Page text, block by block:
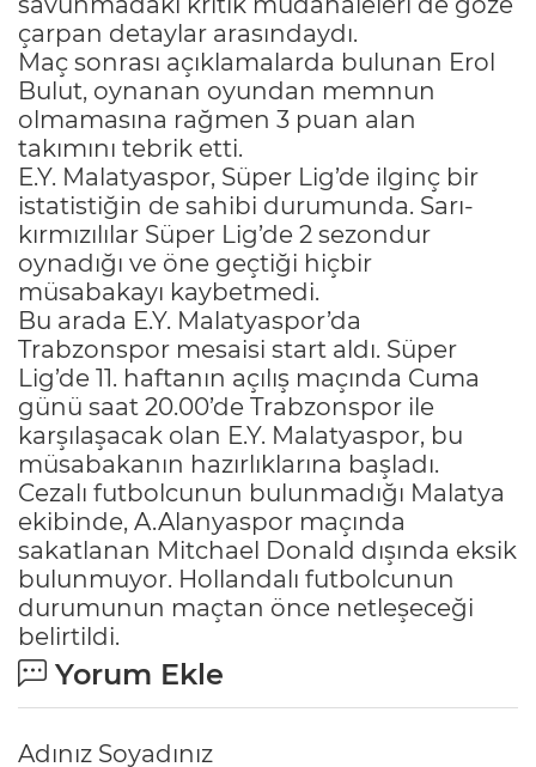
çarpan detaylar arasındaydı.
Maç sonrası açıklamalarda bulunan Erol
Bulut, oynanan oyundan memnun
olmamasına rağmen 3 puan alan
takımını tebrik etti.
E.Y. Malatyaspor, Süper Lig’de ilginç bir
istatistiğin de sahibi durumunda. Sarı-
kırmızılılar Süper Lig’de 2 sezondur
oynadığı ve öne geçtiği hiçbir
müsabakayı kaybetmedi.
Bu arada E.Y. Malatyaspor’da
Trabzonspor mesaisi start aldı. Süper
Lig’de 11. haftanın açılış maçında Cuma
günü saat 20.00’de Trabzonspor ile
karşılaşacak olan E.Y. Malatyaspor, bu
müsabakanın hazırlıklarına başladı.
Cezalı futbolcunun bulunmadığı Malatya
ekibinde, A.Alanyaspor maçında
sakatlanan Mitchael Donald dışında eksik
bulunmuyor. Hollandalı futbolcunun
durumunun maçtan önce netleşeceği
belirtildi.
Yorum Ekle
Adınız Soyadınız